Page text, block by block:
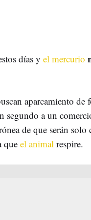
días y el mercurio
aparcamiento de
segundo a un
de que serán
que el animal respire.